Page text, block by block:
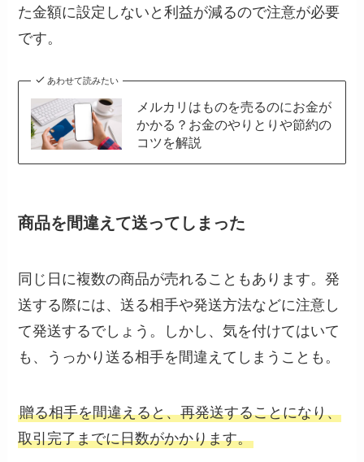
た金額に設定しないと利益が減るので注意が必要
です。
あわせて読みたい
メルカリはものを売るのにお金が
かかる？お金のやりとりや節約の
コツを解説
商品を間違えて送ってしまった
同じ日に複数の商品が売れることもあります。発
送する際には、送る相手や発送方法などに注意し
て発送するでしょう。しかし、気を付けてはいて
も、うっかり送る相手を間違えてしまうことも。
贈る相手を間違えると、再発送することになり、
取引完了までに日数がかかります。